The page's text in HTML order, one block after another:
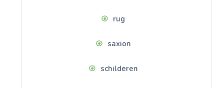
rug
saxion
schilderen